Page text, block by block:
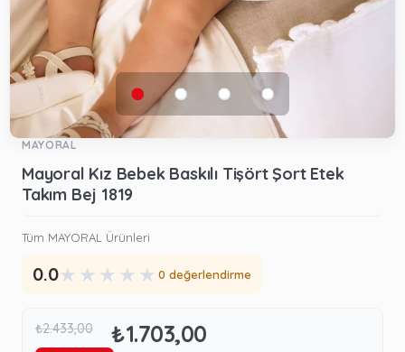
MAYORAL
Mayoral Kız Bebek Baskılı Tişört Şort Etek
Takım Bej 1819
Tüm MAYORAL Ürünleri
0.0★ ★ ★ ★ ★ 0 değerlendirme
₺2.433,00 ₺1.703,00